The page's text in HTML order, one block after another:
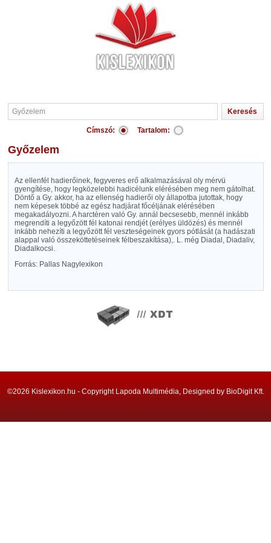
Címszó: Tartalom:
Győzelem
Az ellenfél hadierőinek, fegyveres erő alkalmazásával oly mérvü
gyengítése, hogy legközelebbi hadicélunk elérésében meg nem gátolhat.
Döntő a Gy. akkor, ha az ellenség hadierői oly állapotba jutottak, hogy
nem képesek többé az egész hadjárat főcéljának elérésében
megakadályozni. A harctéren való Gy. annál becsesebb, mennél inkább
megrendíti a legyőzött fél katonai rendjét (erélyes üldözés) és mennél
inkább nehezíti a legyőzött fél veszteségeinek gyors pótlását (a hadászati
alappal való összeköttetéseinek félbeszakítása),. L. még Diadal, Diadaliv,
Diadalkocsi.
Forrás: Pallas Nagylexikon
©2026 Kislexikon.hu - Copyright Lapoda Multimédia, Designed by BioDigit Kft.